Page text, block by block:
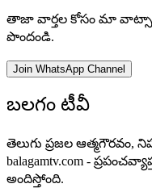
తాజా వార్తల కోసం మా
పొందండి.
Join WhatsApp Channel
బలగం టీవీ
తెలుగు ప్రజల ఆత్మగౌరవం,
balagamtv.com -
అందిస్తోంది.